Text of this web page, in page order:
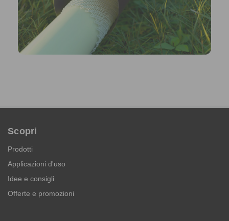
Scopri
Prodotti
Applicazioni d'uso
Idee e consigli
Offerte e promozioni